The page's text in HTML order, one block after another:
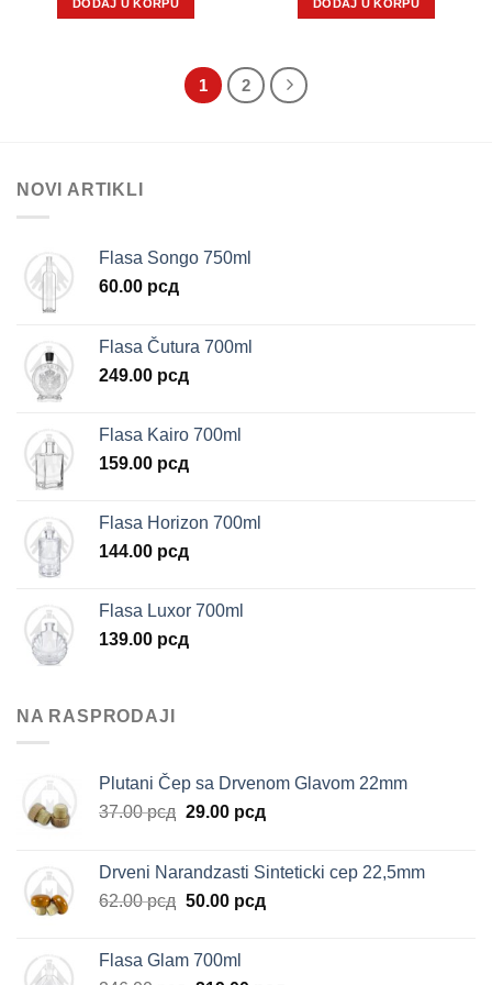
DODAJ U KORPU DODAJ U KORPU
1 2
NOVI ARTIKLI
Flasa Songo 750ml
60.00 рсд
Flasa Čutura 700ml
249.00 рсд
Flasa Kairo 700ml
159.00 рсд
Flasa Horizon 700ml
144.00 рсд
Flasa Luxor 700ml
139.00 рсд
NA RASPRODAJI
Plutani Čep sa Drvenom Glavom 22mm
37.00рсд Originalna
bila:
37.00 рсд.
29.00 рсдTrenutna
29.00 рсд.
Drveni Narandzasti Sinteticki cep 22,5mm
62.00рсд Originalna
bila:
50.00 рсдTrenutna
Flasa Glam 700ml